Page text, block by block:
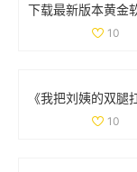
10
10